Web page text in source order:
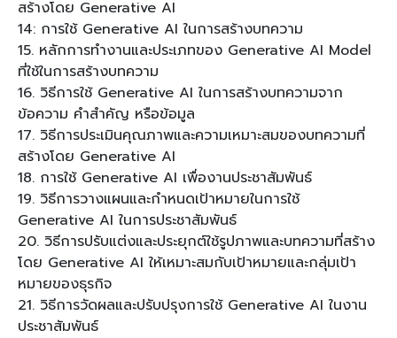
สร้างโดย Generative AI
14: การใช้ Generative AI ในการสร้างบทความ
15. หลักการทำงานและประเภทของ Generative AI Model
ที่ใช้ในการสร้างบทความ
16. วิธีการใช้ Generative AI ในการสร้างบทความจาก
ข้อความ คำสำคัญ หรือข้อมูล
17. วิธีการประเมินคุณภาพและความเหมาะสมของบทความที่
สร้างโดย Generative AI
18. การใช้ Generative AI เพื่องานประชาสัมพันธ์
19. วิธีการวางแผนและกำหนดเป้าหมายในการใช้
Generative AI ในการประชาสัมพันธ์
20. วิธีการปรับแต่งและประยุกต์ใช้รูปภาพและบทความที่สร้าง
โดย Generative AI ให้เหมาะสมกับเป้าหมายและกลุ่มเป้า
หมายของธุรกิจ
21. วิธีการวัดผลและปรับปรุงการใช้ Generative AI ในงาน
ประชาสัมพันธ์